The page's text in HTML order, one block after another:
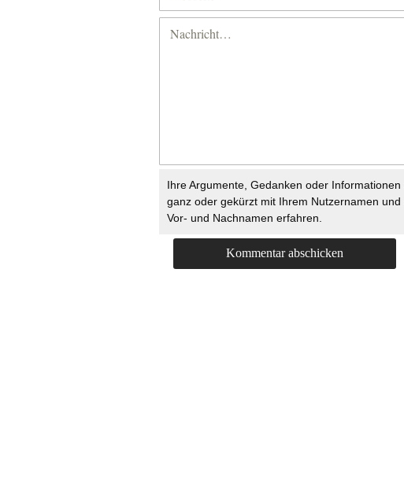
Ihre Argumente, Gedanken oder
ganz oder gekürzt mit Ihrem Nutzernamen
Vor- und Nachnamen erfahren.